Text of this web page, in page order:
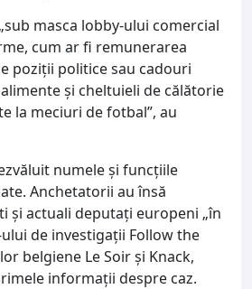
masca lobby-ului comercial
cum ar fi remunerarea
poziții politice sau cadouri
și cheltuieli de călătorie
la meciuri de fotbal”, au
numele și funcțiile
Anchetatorii au însă
și actuali deputați europeni „în
de investigații Follow the
belgiene Le Soir și Knack,
informații despre caz.